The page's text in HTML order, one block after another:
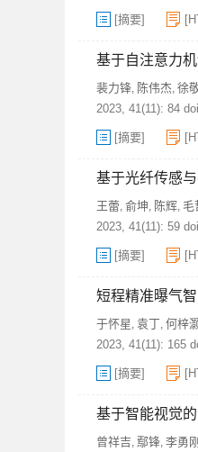
[摘要]
基于自注意力
裴力锋 陈伟杰 徐
2023, 41(11): 84
[摘要]
基于光纤传感
王蕾 俞坤 陈辉 毛
2023, 41(11): 59
[摘要]
短程精准曝气
于怀星 袁丁 何梓
2023, 41(11): 165
[摘要]
基于智能视觉
曾祥吉 鄢锋 李勇